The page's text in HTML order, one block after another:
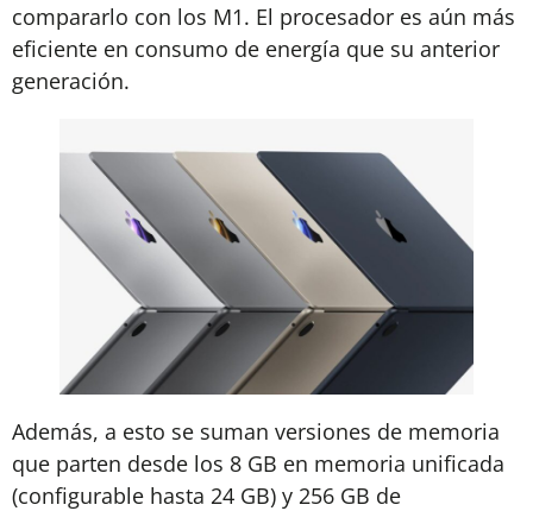
compararlo con los M1. El procesador es aún más
eficiente en consumo de energía que su anterior
generación.
Además, a esto se suman versiones de memoria
que parten desde los 8 GB en memoria unificada
(configurable hasta 24 GB) y 256 GB de